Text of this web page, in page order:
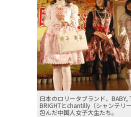
日本のロリータブランド、BABY,
BRIGHTとchantilly（シャンテリ
包んだ中国人女子大生たち。